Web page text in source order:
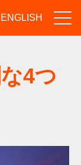
ENGLISH
4つ